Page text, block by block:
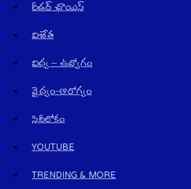
రీడర్ ఛాయిస్
విజేత
విద్య – ఉద్యోగం
వైద్యం-ఆరోగ్యం
సినీలోకం
YOUTUBE
TRENDING & MORE